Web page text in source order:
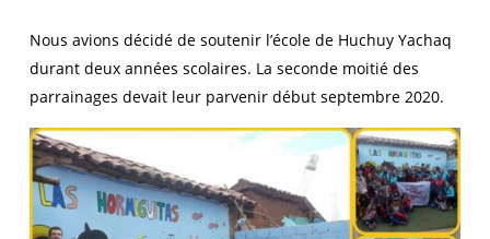
Nous avions décidé de soutenir l’école de Huchuy Yachaq
durant deux années scolaires. La seconde moitié des
parrainages devait leur parvenir début septembre 2020.